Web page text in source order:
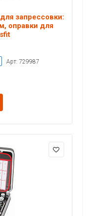
запрессовки:
оправки для
Арт: 729987